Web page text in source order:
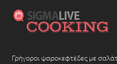
Γρήγοροι ψαροκεφτέδες με